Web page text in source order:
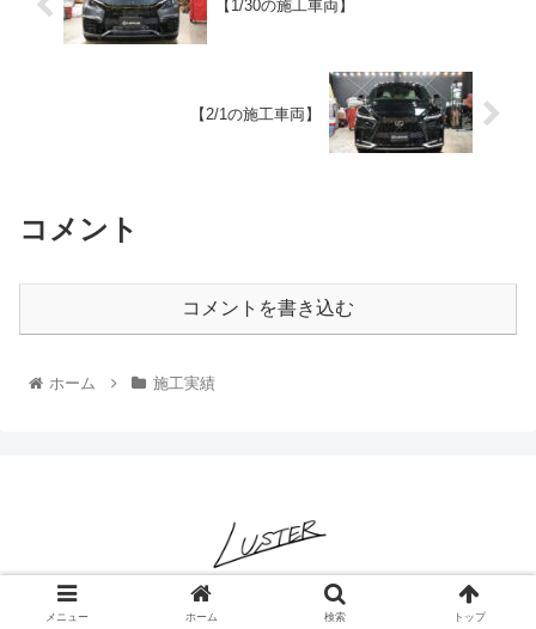
【1/30の施工車両】
【2/1の施工車両】
コメント
コメントを書き込む
ホーム 施工実績
© 2022 LUSTER-ヌルテカと純水を極めるコーティング専門店-.
メニュー ホーム 検索 トップ